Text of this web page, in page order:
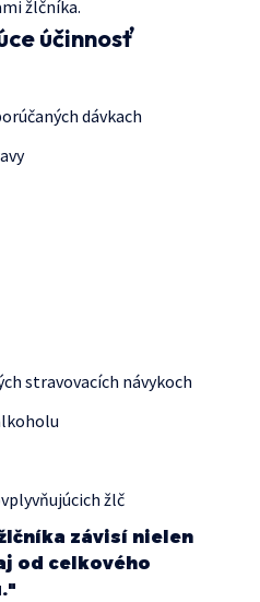
žlčníka.
účinnosť
dávkach
stravovacích návykoch
žlč
závisí nielen
od celkového